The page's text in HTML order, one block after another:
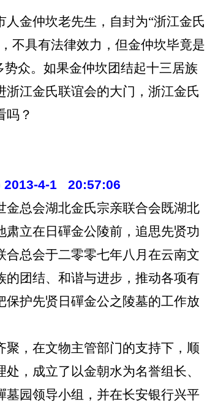
金仲坎老先生，自封为“浙江金氏
不具有法律效力，但金仲坎毕竟是
众。如果金仲坎团结起十三居族
江金氏联谊会的大门，浙江金氏
吗？
2013-4-1 20:57:06
金总会湖北金氏宗亲联合会既湖北
立在日磾金公陵前，追思先贤功
总会于二零零七年八月在云南文
团结、和谐与进步，推动各项有
护先贤日磾金公之陵墓的工作放
，在文物主管部门的支持下，顺
，成立了以金朝水为名誉组长、
园领导小组，并在长安银行兴平